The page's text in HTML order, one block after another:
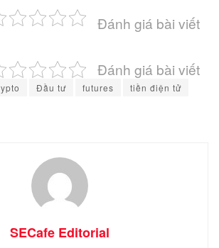
Đánh giá bài viết
Đánh giá bài viết
Đầu tư futures
tiền điện tử
SECafe Editorial